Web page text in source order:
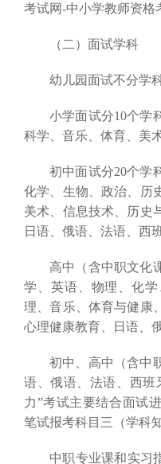
考试网-中小学教师资格
（二）面试学科
幼儿园面试不分学
小学面试分10个学
科学、音乐、体育、美
初中面试分20个学
化学、生物、政治、历
美术、信息技术、历史
日语、俄语、法语、西
高中（含中职文化
学、英语、物理、化
理、音乐、体育与健康
心理健康教育、日语、
初中、高中（含中
语、俄语、法语、西班
力”考试主要结合面试
笔试报考科目三（学科
中职专业课和实习